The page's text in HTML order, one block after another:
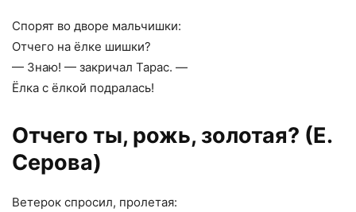
Спорят во дворе мальчишки:
Отчего на ёлке шишки?
— Знаю! — закричал Тарас. —
Ёлка с ёлкой подралась!
Отчего ты, рожь, золотая? (Е.
Серова)
Ветерок спросил, пролетая: